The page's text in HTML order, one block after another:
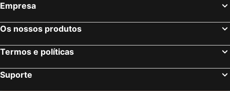
Empresa
Os nossos produtos
Termos e políticas
Suporte